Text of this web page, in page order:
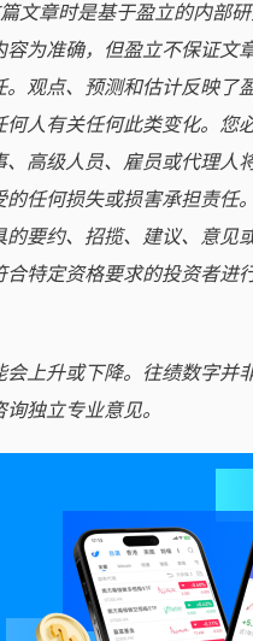
文章时是基于盈立的内部
为准确，但盈立不保证文
观点、预测和估计反映了
人有关任何此类变化。您
高级人员、雇员或代理人
任何损失或损害承担责任
要约、招揽、建议、意见
特定资格要求的投资者进
上升或下降。往绩数字并
独立专业意见。